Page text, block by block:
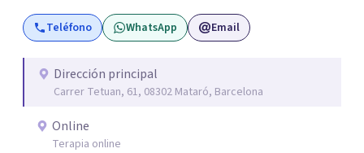
aceptar quien eres: un ser humano que siente, que piensa
y que hace; un ser que se contradice, que tiene dudas y que
Teléfono WhatsApp Email
Dirección principal
Carrer Tetuan, 61, 08302 Mataró, Barcelona
Online
Terapia online